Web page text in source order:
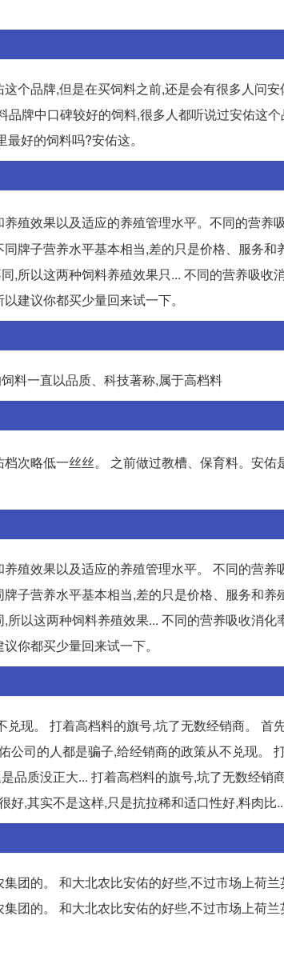
个品牌,但是在买饲料之前,还是会有很多人问
牌中口碑较好的饲料,很多人都听说过安佑这
好的饲料吗?安佑这。
殖效果以及适应的养殖管理水平。不同的营养
牌子营养水平基本相当,差的只是价格、服务和
,所以这两种饲料养殖效果只... 不同的营养吸收
建议你都买少量回来试一下。
料一直以品质、科技著称,属于高档料
次略低一丝丝。 之前做过教槽、保育料。安佑
殖效果以及适应的养殖管理水平。 不同的营养
子营养水平基本相当,差的只是价格、服务和养
以这两种饲料养殖效果... 不同的营养吸收消化
你都买少量回来试一下。
现。 打着高档料的旗号,坑了无数经销商。 首
司的人都是骗子,给经销商的政策从不兑现。
品质没正大... 打着高档料的旗号,坑了无数经销
,其实不是这样,只是抗拉稀和适口性好,料肉比...
团的。 和大北农比安佑的好些,不过市场上荷兰
团的。 和大北农比安佑的好些,不过市场上荷兰